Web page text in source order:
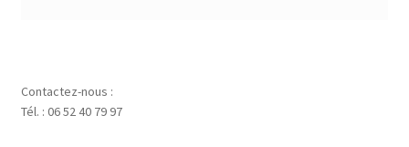
Contactez-nous :
Tél. : 06 52 40 79 97